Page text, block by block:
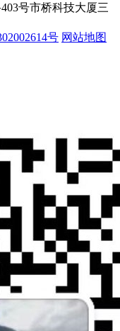
号市桥科技大厦三
号 网站地图